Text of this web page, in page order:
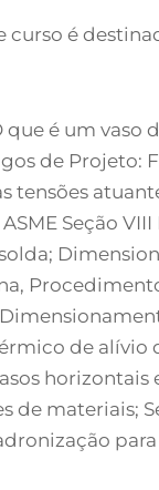
curso é
que é um vaso
de Projeto:
tensões
Seção
de alívio
de materiais;